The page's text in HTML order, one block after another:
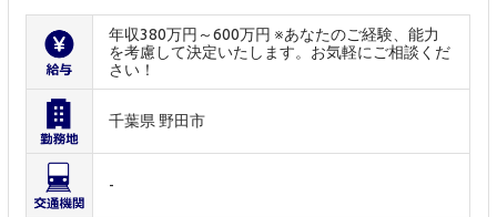
年収380万円～600万円 ※あなたのご経験、能力
を考慮して決定いたします。お気軽にご相談くだ
さい！
千葉県 野田市
-